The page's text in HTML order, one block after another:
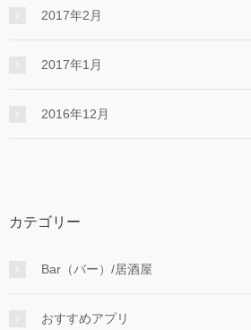
2017年2月
2017年1月
2016年12月
カテゴリー
Bar（バー）/居酒屋
おすすめアプリ